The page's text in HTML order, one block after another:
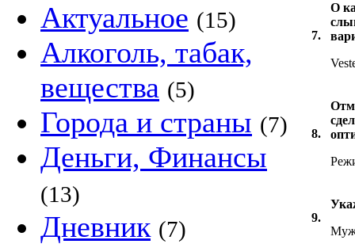
Актуальное (15)
Алкоголь, табак,
вещества (5)
Города и страны (7)
Деньги, Финансы
(13)
Дневник (7)
7.
О
8.
9.